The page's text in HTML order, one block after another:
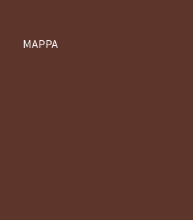
MAPPA